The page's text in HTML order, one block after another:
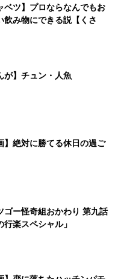
ベツ】プロならなんでもお
飲み物にできる説【くさ
が】チュン・人魚
】絶対に勝てる休日の過ご
ゴー怪奇組おかわり 第九話
行楽スペシャル」